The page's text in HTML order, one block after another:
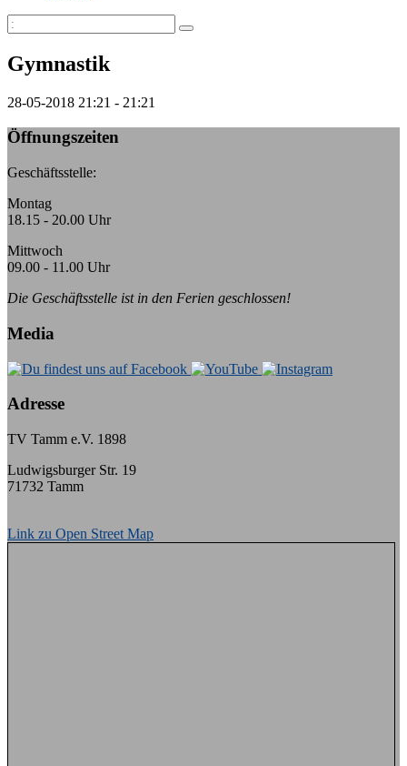
Gymnastik
28-05-2018 21:21 - 21:21
Öffnungszeiten
Geschäftsstelle:
Montag
18.15 - 20.00 Uhr
Mittwoch
09.00 - 11.00 Uhr
Die Geschäftsstelle ist in den Ferien geschlossen!
Media
Adresse
TV Tamm e.V. 1898
Ludwigsburger Str. 19
71732 Tamm
Link zu Open Street Map